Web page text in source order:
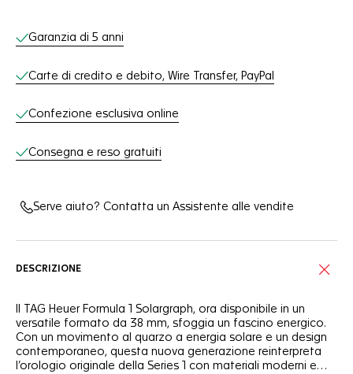
Servizi online
Garanzia di 5 anni
Carte di credito e debito, Wire Transfer, PayPal
Confezione esclusiva online
Consegna e reso gratuiti
Serve aiuto? Contatta un Assistente alle vendite
DESCRIZIONE
Il TAG Heuer Formula 1 Solargraph, ora disponibile in un
versatile formato da 38 mm, sfoggia un fascino energico.
Con un movimento al quarzo a energia solare e un design
contemporaneo, questa nuova generazione reinterpreta
l’orologio originale della Series 1 con materiali moderni e